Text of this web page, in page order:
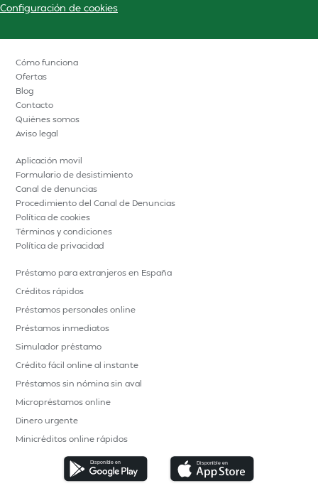
Configuración de cookies
Cómo funciona
Ofertas
Blog
Contacto
Quiénes somos
Aviso legal
Aplicación movil
Formulario de desistimiento
Canal de denuncias
Procedimiento del Canal de Denuncias
Política de cookies
Términos y condiciones
Política de privacidad
Préstamo para extranjeros en España
Créditos rápidos
Préstamos personales online
Préstamos inmediatos
Simulador préstamo
Crédito fácil online al instante
Préstamos sin nómina sin aval
Micropréstamos online
Dinero urgente
Minicréditos online rápidos